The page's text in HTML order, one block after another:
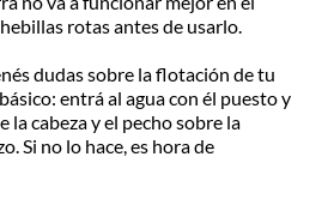
rotas antes de usarlo.
dudas sobre la flotación de tu
entrá al agua con él puesto y
la cabeza y el pecho sobre la
Si no lo hace, es hora de